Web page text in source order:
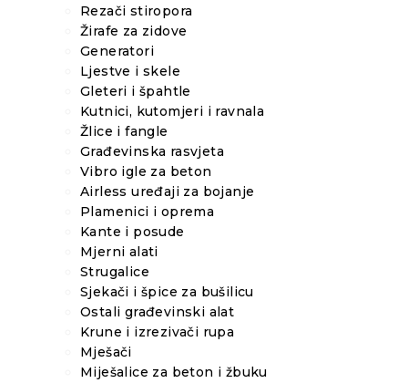
Rezači stiropora
Žirafe za zidove
Generatori
Ljestve i skele
Gleteri i špahtle
Kutnici, kutomjeri i ravnala
Žlice i fangle
Građevinska rasvjeta
Vibro igle za beton
Airless uređaji za bojanje
Plamenici i oprema
Kante i posude
Mjerni alati
Strugalice
Sjekači i špice za bušilicu
Ostali građevinski alat
Krune i izrezivači rupa
Mješači
Miješalice za beton i žbuku